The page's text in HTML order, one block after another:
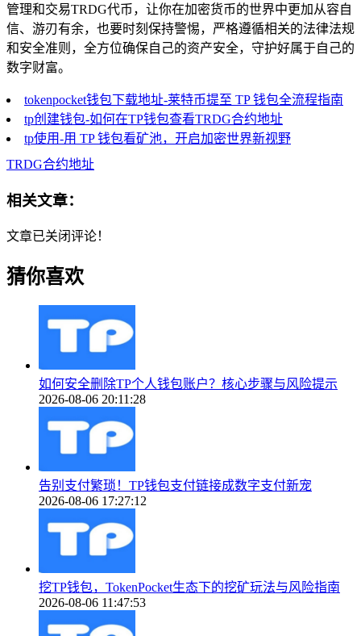
管理和交易TRDG代币，让你在加密货币的世界中更加从容自
信、游刃有余，也要时刻保持警惕，严格遵循相关的法律法规
和安全准则，全方位确保自己的资产安全，守护好属于自己的
数字财富。
tokenpocket钱包下载地址-莱特币提至 TP 钱包全流程指南
tp创建钱包-如何在TP钱包查看TRDG合约地址
tp使用-用 TP 钱包看矿池，开启加密世界新视野
TRDG合约地址
相关文章：
文章已关闭评论！
猜你喜欢
如何安全删除TP个人钱包账户？核心步骤与风险提示
2026-08-06 20:11:28
告别支付繁琐！TP钱包支付链接成数字支付新宠
2026-08-06 17:27:12
挖TP钱包，TokenPocket生态下的挖矿玩法与风险指南
2026-08-06 11:47:53